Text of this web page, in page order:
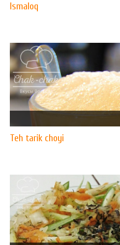
Ismaloq
Teh tarik choyi